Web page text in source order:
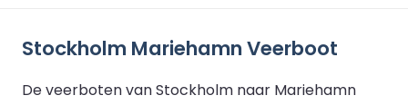
Stockholm Mariehamn Veerboot
De veerboten van Stockholm naar Mariehamn